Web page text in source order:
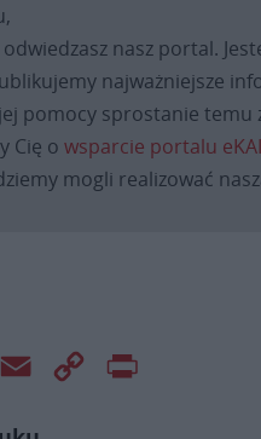
odwiedzasz nasz portal.
najważniejsze
pomocy sprostanie
Cię o wsparcie portalu
mogli realizować
Email
Copy